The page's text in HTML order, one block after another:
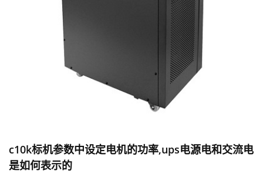
c10k标机参数中设定电机的功率,ups电源电和交流电
是如何表示的